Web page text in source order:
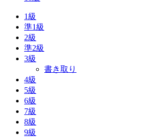
1級
準1級
2級
準2級
3級
書き取り
4級
5級
6級
7級
8級
9級